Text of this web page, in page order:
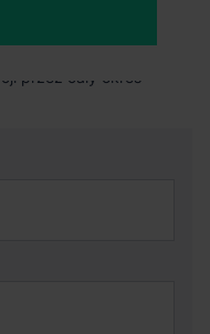
jasne raporty
zagrożeniach.
przez cały okres